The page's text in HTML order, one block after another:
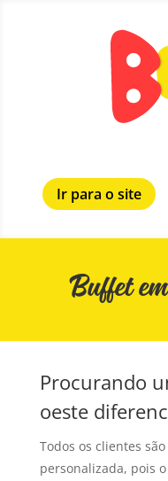
Ir para o site
Buffet
Procurando
oeste
Todos os clientes
personalizada, pois